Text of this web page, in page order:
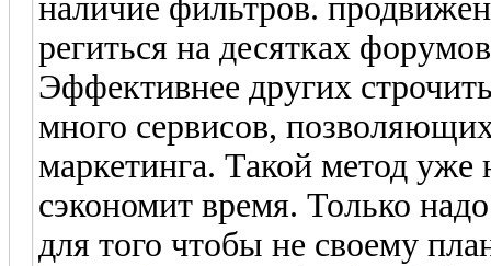
наличие фильтров.
региться на десятках
Эффективнее других
много сервисов,
маркетинга. Такой метод
сэкономит время. Только
для того чтобы не своему